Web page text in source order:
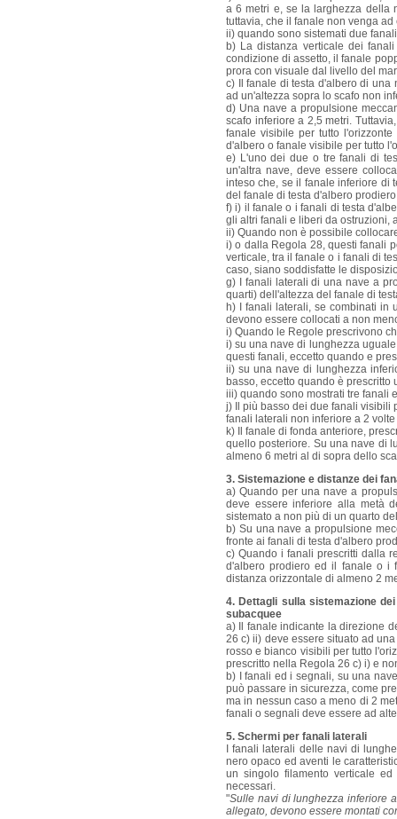
a 6 metri e, se la larghezza della
tuttavia, che il fanale non venga
ii) quando sono sistemati due
b) La distanza verticale dei
condizione di assetto, il fanale
prora con visuale dal livello del
c) Il fanale di testa d'albero di una
ad un'altezza sopra lo scafo non
d) Una nave a propulsione
scafo inferiore a 2,5 metri.
fanale visibile per tutto
d'albero o fanale visibile per tutto
e) L'uno dei due o tre fanali di
un'altra nave, deve essere
inteso che, se il fanale inferiore di
del fanale di testa d'albero
f) i) il fanale o i fanali di testa
gli altri fanali e liberi da ostruzioni,
ii) Quando non è possibile
i) o dalla Regola 28, questi fanali
verticale, tra il fanale o i fanali di
caso, siano soddisfatte le
g) I fanali laterali di una nave a
quarti) dell'altezza del fanale di
h) I fanali laterali, se combinati in
devono essere collocati a non
i) Quando le Regole prescrivono
i) su una nave di lunghezza
questi fanali, eccetto quando e
ii) su una nave di lunghezza
basso, eccetto quando è
iii) quando sono mostrati tre fanali
j) Il più basso dei due fanali visibili
fanali laterali non inferiore a 2
k) Il fanale di fonda anteriore,
quello posteriore. Su una nave di
almeno 6 metri al di sopra dello
3. Sistemazione e distanze dei
a) Quando per una nave a
deve essere inferiore alla metà
sistemato a non più di un quarto
b) Su una nave a propulsione
fronte ai fanali di testa d'albero
c) Quando i fanali prescritti dalla
d'albero prodiero ed il fanale o i
distanza orizzontale di almeno 2
4. Dettagli sulla sistemazione
subacquee
a) Il fanale indicante la direzione
26 c) ii) deve essere situato ad
rosso e bianco visibili per tutto
prescritto nella Regola 26 c) i) e
b) I fanali ed i segnali, su una
può passare in sicurezza, come
ma in nessun caso a meno di 2
fanali o segnali deve essere ad
5. Schermi per fanali laterali
I fanali laterali delle navi di
nero opaco ed aventi le
un singolo filamento verticale
necessari.
"Sulle navi di lunghezza inferiore
allegato, devono essere montati